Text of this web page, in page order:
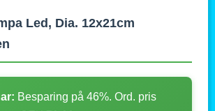
Led, Dia. 12x21cm
Besparing på 46%. Ord. pris